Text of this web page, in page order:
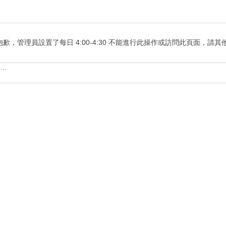
歉，管理員設置了每日 4:00-4:30 不能進行此操作或訪問此頁面，請其